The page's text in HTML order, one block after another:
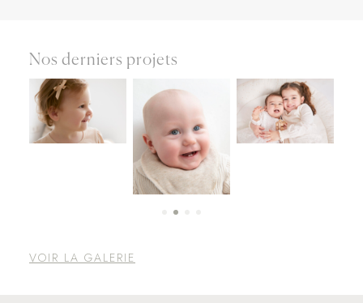
Nos derniers projets
VOIR LA GALERIE